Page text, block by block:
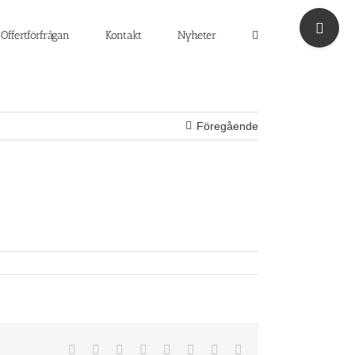
Offertförfrågan Kontakt Nyheter
Föregående
Facebook Reddit LinkedIn
TumblrPinterest
Byt
glidfält